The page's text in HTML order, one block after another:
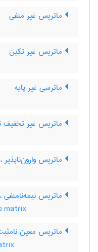
ماتریس غیر منفی
ماتریس غیر تکین
ماترسی غیر پایه
ماتریس غیر تخفیف
ماتریس
ماتریس
matrix
ماتریس معین